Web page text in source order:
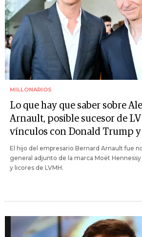
MILLONARIOS
Lo que hay que saber sobre
Arnault, posible sucesor de
vínculos con Donald Trump y
El hijo del empresario Bernard Arnault fue
general adjunto de la marca Moët
y licores de LVMH.